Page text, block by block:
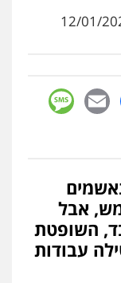
מעצרים
מעצרים
מע"מ
12/01/2023
Facebook
Email
אבל
השופטת
עבודות